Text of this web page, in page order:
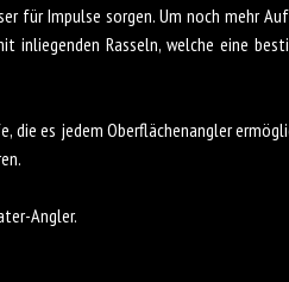
für Impulse sorgen. Um noch mehr
inliegenden Rasseln, welche eine
die es jedem Oberflächenangler
Angler.